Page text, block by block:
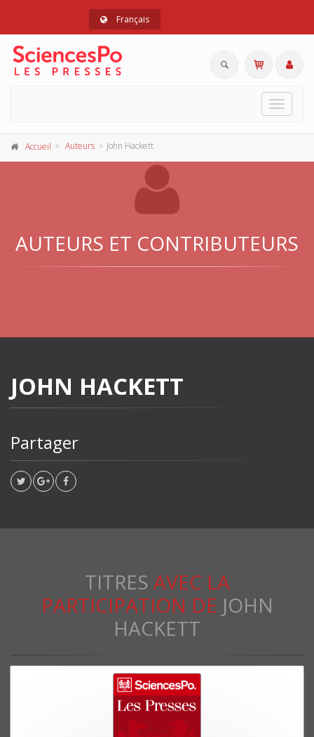
Français
Toggle
Accueil Auteurs John Hackett
AUTEURS ET CONTRIBUTEURS
JOHN HACKETT
Partager
TITRES AVEC LA
PARTICIPATION DE JOHN
HACKETT